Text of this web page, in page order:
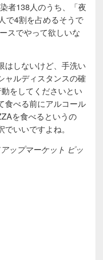
者138人のうち、「夜
で4割を占めるそうで
スでやって欲しいな
はしないけど、手洗い
ャルディスタンスの確
をしてくださいとい
食べる前にアルコール
を食べるというの
いいですよね。
ップマーケット ピッ